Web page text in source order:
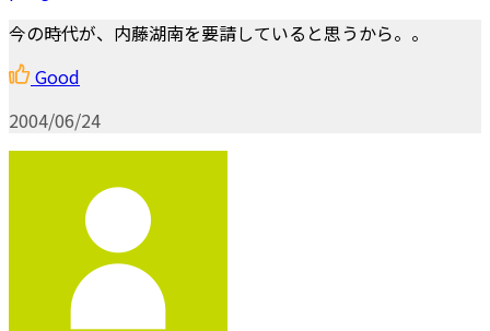
今の時代が、内藤湖南を要請していると思うから。。
Good
2004/06/24